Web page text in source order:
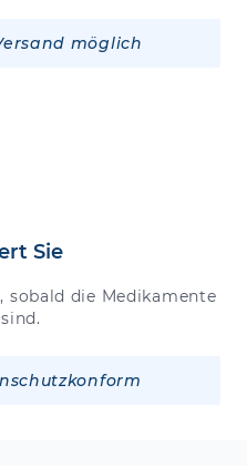
möglich
Sie
sobald die Medikamente